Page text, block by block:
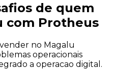
de quem
com Protheus
no Magalu
operacionais
a operacao digital.